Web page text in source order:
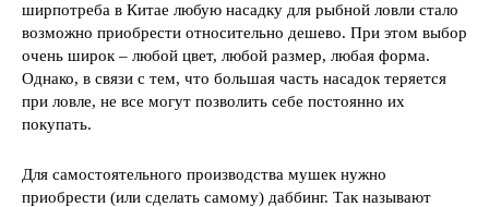
ширпотреба в Китае любую насадку для рыбной ловли стало
возможно приобрести относительно дешево. При этом выбор
очень широк – любой цвет, любой размер, любая форма.
Однако, в связи с тем, что большая часть насадок теряется
при ловле, не все могут позволить себе постоянно их
покупать.
Для самостоятельного производства мушек нужно
приобрести (или сделать самому) даббинг. Так называют